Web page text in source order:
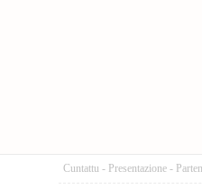
Cuntattu - Presentazione -